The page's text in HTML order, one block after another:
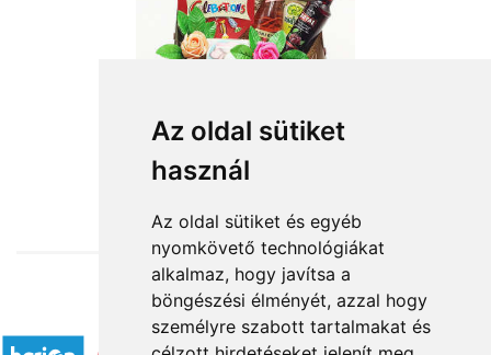
Az oldal sütiket
használ
Az oldal sütiket és egyéb
nyomkövető technológiákat
alkalmaz, hogy javítsa a
böngészési élményét, azzal hogy
személyre szabott tartalmakat és
from HUF21,920
Accepted payment methods